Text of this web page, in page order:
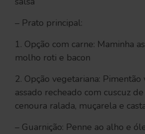
– Prato principal:
1. Opção com carne: Maminha
molho roti e bacon
2. Opção vegetariana:
assado recheado com cuscuz
cenoura ralada, muçarela e
– Guarnição: Penne ao alho e